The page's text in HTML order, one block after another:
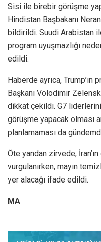
Sisi ile birebir görüşme
Hindistan Başbakanı
bildirildi. Suudi Arabistan
program uyuşmazlığı
edildi.
Haberde ayrıca, Trump’ın
Başkanı Volodimir
dikkat çekildi. G7
görüşme yapacak olması
planlamaması da
Öte yandan zirvede,
vurgulanırken, mayın
yer alacağı ifade edildi.
MA